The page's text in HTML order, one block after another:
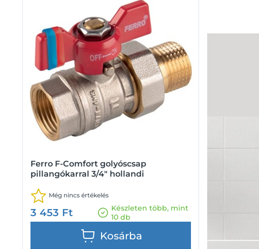
Ferro F-Comfort golyóscsap
pillangókarral 3/4" hollandi
Még nincs értékelés
3 453 Ft
Készleten több, mint
10 db
Kosárba